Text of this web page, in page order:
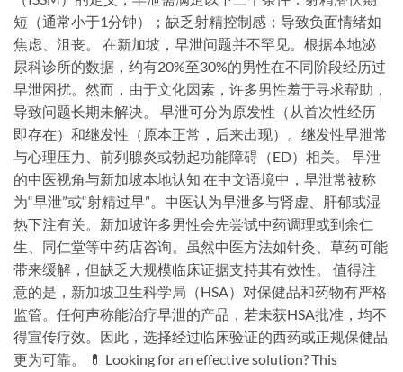
短（通常小于1分钟）；缺乏射精控制感；导致负面情绪如
焦虑、沮丧。 在新加坡，早泄问题并不罕见。根据本地泌
尿科诊所的数据，约有20%至30%的男性在不同阶段经历过
早泄困扰。然而，由于文化因素，许多男性羞于寻求帮助，
导致问题长期未解决。 早泄可分为原发性（从首次性经历
即存在）和继发性（原本正常，后来出现）。继发性早泄常
与心理压力、前列腺炎或勃起功能障碍（ED）相关。 早泄
的中医视角与新加坡本地认知 在中文语境中，早泄常被称
为“早泄”或“射精过早”。中医认为早泄多与肾虚、肝郁或湿
热下注有关。新加坡许多男性会先尝试中药调理或到余仁
生、同仁堂等中药店咨询。虽然中医方法如针灸、草药可能
带来缓解，但缺乏大规模临床证据支持其有效性。 值得注
意的是，新加坡卫生科学局（HSA）对保健品和药物有严格
监管。任何声称能治疗早泄的产品，若未获HSA批准，均不
得宣传疗效。因此，选择经过临床验证的西药或正规保健品
更为可靠。 💊 Looking for an effective solution? This